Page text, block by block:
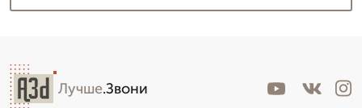
Лучше.Звони